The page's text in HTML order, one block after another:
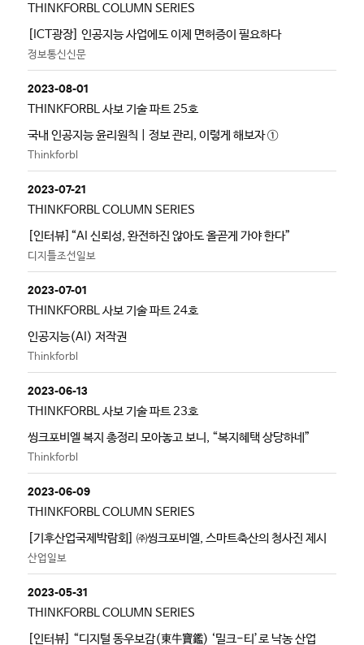
THINKFORBL COLUMN SERIES
[ICT광장] 인공지능 사업에도 이제 면허증이 필요하다
정보통신신문
2023-08-01
THINKFORBL 사보 기술 파트 25호
국내 인공지능 윤리원칙 | 정보 관리, 이렇게 해보자 ①
Thinkforbl
2023-07-21
THINKFORBL COLUMN SERIES
[인터뷰]“AI 신뢰성, 완전하진 않아도 올곧게 가야 한다”
디지틀조선일보
2023-07-01
THINKFORBL 사보 기술 파트 24호
인공지능(AI) 저작권
Thinkforbl
2023-06-13
THINKFORBL 사보 기술 파트 23호
씽크포비엘 복지 총정리 모아놓고 보니, “복지혜택 상당하네”
Thinkforbl
2023-06-09
THINKFORBL COLUMN SERIES
[기후산업국제박람회] ㈜씽크포비엘, 스마트축산의 청사진 제시
산업일보
2023-05-31
THINKFORBL COLUMN SERIES
[인터뷰] “디지털 동우보감(東牛寶鑑) ‘밀크-티’로 낙농 산업